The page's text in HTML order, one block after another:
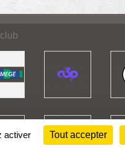
activer Tout accepter